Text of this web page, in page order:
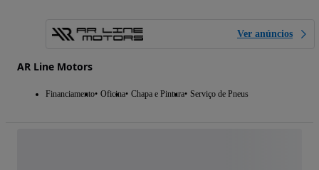
Ver anúncios
AR Line Motors
Financiamento Oficina Chapa e Pintura Serviço de Pneus